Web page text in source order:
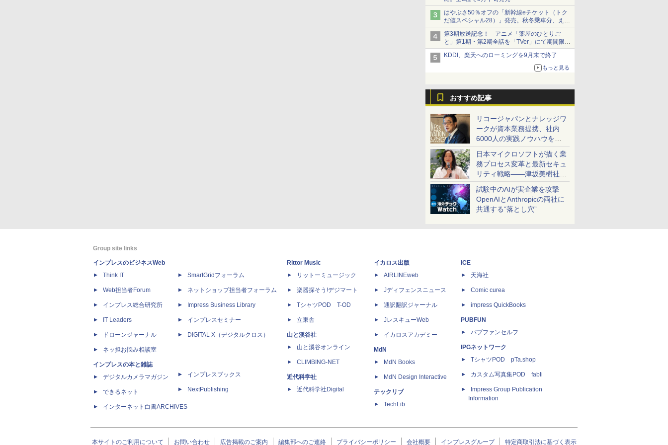
はやぶさ50％オフの「新幹線eチケット（トク
だ値スペシャル28）」発売。秋冬乗車分、えき
ねっと限定
第3期放送記念！ アニメ「薬屋のひとりご
と」第1期・第2期全話を「TVer」にて期間限定
で順次無料配信開始
KDDI、楽天へのローミングを9月末で終了
もっと見る
おすすめ記事
リコージャパンとナレッジワ
ークが資本業務提携、社内
6000人の実践ノウハウを生
かした「AI商談記録 for
RICOH」を展開へ
日本マイクロソフトが描く業
務プロセス変革と最新セキュ
リティ戦略――津坂美樹社長
が2027年度戦略を説明
試験中のAIが実企業を攻撃
OpenAIとAnthropicの両社に
共通する“落とし穴”
Group site links
インプレスのビジネスWeb
Think IT
Web担当者Forum
インプレス総合研究所
IT Leaders
ドローンジャーナル
ネッ担お悩み相談室
インプレスの本と雑誌
デジタルカメラマガジン
できるネット
インターネット白書ARCHIVES
SmartGridフォーラム
ネットショップ担当者フォーラム
Impress Business Library
インプレスセミナー
DIGITAL X（デジタルクロス）
インプレスブックス
NextPublishing
Rittor Music
リットーミュージック
楽器探そう!デジマート
TシャツPOD T-OD
立東舎
山と溪谷社
山と溪谷オンライン
CLIMBING-NET
近代科学社
近代科学社Digital
イカロス出版
AIRLINEweb
Jディフェンスニュース
通訳翻訳ジャーナル
JレスキューWeb
イカロスアカデミー
MdN
MdN Books
MdN Design Interactive
テックリブ
TechLib
ICE
天海社
Comic curea
impress QuickBooks
PUBFUN
パブファンセルフ
IPGネットワーク
TシャツPOD pTa.shop
カスタム写真集POD fabli
Impress Group Publication
Information
本サイトのご利用について お問い合わせ 広告掲載のご案内 編集部へのご連絡 プライバシーポリシー 会社概要 インプレスグループ 特定商取引法に基づく表示